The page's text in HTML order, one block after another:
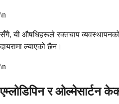
\n
सँगै, यी औषधिहरूले रक्तचाप व्यवस्थापनको
दायरामा ल्याएको छैन।
\n
एम्लोडिपिन र ओल्मेसार्टन